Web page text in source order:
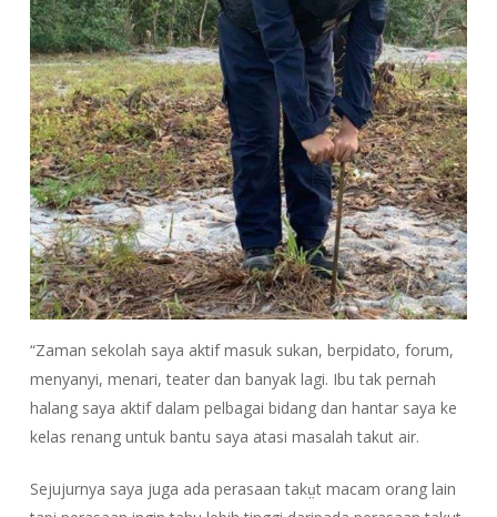
“Zaman sekolah saya aktif masuk sukan, berpidato, forum,
menyanyi, menari, teater dan banyak lagi. Ibu tak pernah
halang saya aktif dalam pelbagai bidang dan hantar saya ke
kelas renang untuk bantu saya atasi masalah takut air.
Sejujurnya saya juga ada perasaan takṳt macam orang lain